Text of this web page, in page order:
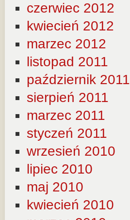
czerwiec 2012
kwiecień 2012
marzec 2012
listopad 2011
październik 2011
sierpień 2011
marzec 2011
styczeń 2011
wrzesień 2010
lipiec 2010
maj 2010
kwiecień 2010